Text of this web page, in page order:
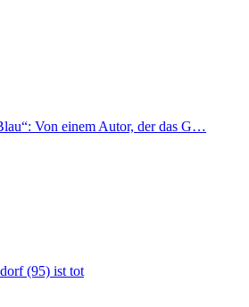
Von einem Autor, der das G…
(95) ist tot